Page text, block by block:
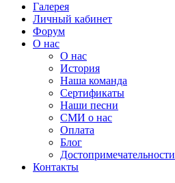
Галерея
Личный кабинет
Форум
О нас
О нас
История
Наша команда
Сертификаты
Наши песни
СМИ о нас
Оплата
Блог
Достопримечательности
Контакты